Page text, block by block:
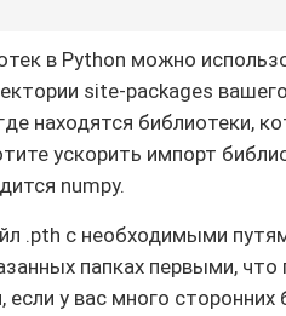
в Python можно
site-packages
находятся библиотеки,
ускорить импорт
numpy.
.pth с необходимыми
папках первыми,
у вас много